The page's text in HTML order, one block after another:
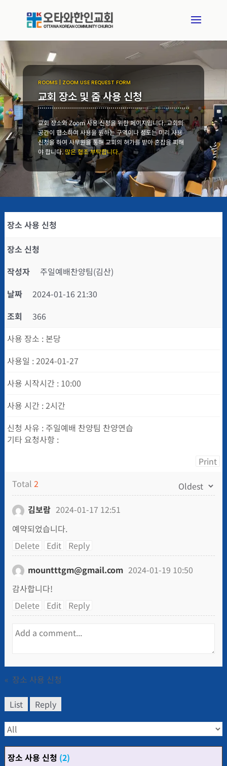
ROOMS | ZOOM USE REQUEST FORM
교회 장소 및 줌 사용 신청
교회 장소와 Zoom 사용 신청을 위한 페이지입니다. 교회의
공간이 협소하여 사용을 원하는 구역이나 성도는 미리 사용
신청을 하여 사무원을 통해 교회의 허가를 받아 혼잡을 피해
야 합니다.많은 협조 부탁합니다.
장소 사용 신청
장소 신청
작성자
주일예배찬양팀(김산)
날짜
2024-01-16 21:30
조회
366
사용 장소 :본당
사용일 :2024-01-27
사용 시작시간 : 10:00
사용 시간 :2시간
신청 사유 : 주일예배 찬양팀 찬양연습
기타 요청사항 :
Print
Total 2
김보람 2024-01-17 12:51
예약되었습니다.
Delete
Edit
Reply
mountttgm@gmail.com 2024-01-19 10:50
감사합니다!
Delete
Edit Reply
« 장소 사용 신청
List Reply
장소 사용 신청 (2)